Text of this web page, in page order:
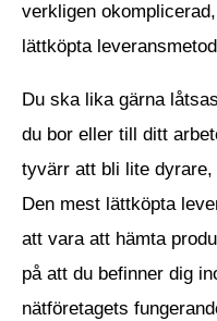
verkligen
lättköpta
Du ska lika gärna
du bor eller till ditt
tyvärr att bli lite
Den mest lättköpta
att vara att hämta
på att du befinner dig
nätföretagets